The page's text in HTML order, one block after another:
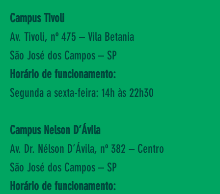
Campus Tivoli
Av. Tivoli, nº 475 – Vila Betania
São José dos Campos – SP
Horário de funcionamento:
Segunda a sexta-feira: 14h às 22h30
Campus Nelson D’Ávila
Av. Dr. Nélson D’Ávila, nº 382 – Centro
São José dos Campos – SP
Horário de funcionamento: